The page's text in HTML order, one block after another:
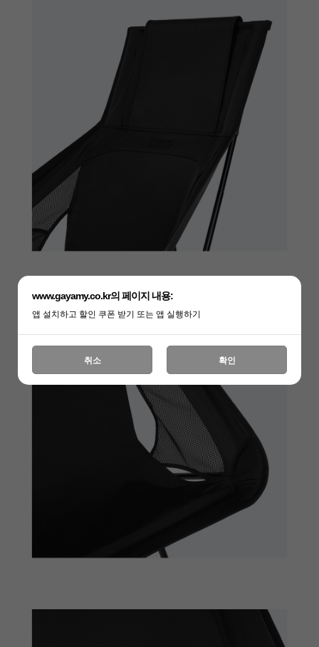
www.gayamy.co.kr의 페이지 내용:
앱 설치하고 할인 쿠폰 받기 또는 앱 실행하기
취소 확인